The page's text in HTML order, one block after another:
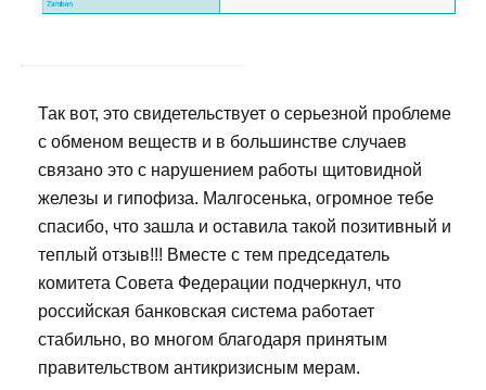
Так вот, это свидетельствует о серьезной проблеме
с обменом веществ и в большинстве случаев
связано это с нарушением работы щитовидной
железы и гипофиза. Малгосенька, огромное тебе
спасибо, что зашла и оставила такой позитивный и
теплый отзыв!!! Вместе с тем председатель
комитета Совета Федерации подчеркнул, что
российская банковская система работает
стабильно, во многом благодаря принятым
правительством антикризисным мерам.